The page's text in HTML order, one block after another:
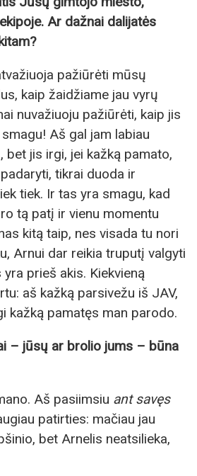
Ar dažnai dalijatės
pažiūrėti mūsų
kaip žaidžiame jau vyrų
nuvažiuoju pažiūrėti, kaip jis
Aš gal jam labiau
bet jis irgi, jei kažką pamato,
tikrai duoda ir
tiek. Ir tas yra smagu, kad
tą patį ir vienu momentu
kitą taip, nes visada tu nori
Arnui dar reikia truputį valgyti
prieš akis. Kiekvieną
aš kažką parsivežu iš JAV,
kažką pamatęs man parodo.
– jūsų ar brolio jums – būna
Aš pasiimsiu ant savęs
patirties: mačiau jau
bet Arnelis neatsilieka,